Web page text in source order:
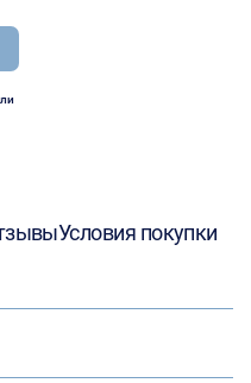
Условия покупки